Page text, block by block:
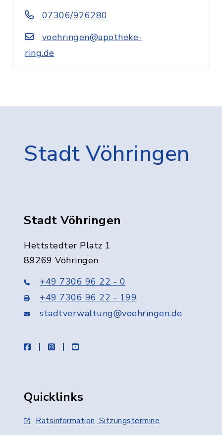
07306/926280
voehringen@apotheke-
ring.de
Stadt Vöhringen
Stadt Vöhringen
Hettstedter Platz 1
89269 Vöhringen
+49 7306 96 22 - 0
+49 7306 96 22 - 199
stadtverwaltung@voehringen.de
facebookinstagramyoutube
Quicklinks
Ratsinformation, Sitzungstermine